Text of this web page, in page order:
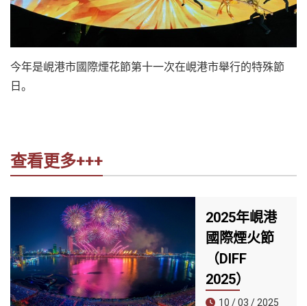
今年是峴港市國際煙花節第十一次在峴港市舉行的特殊節
日。
查看更多+++
2025年峴港
國際煙火節
（DIFF
2025）
10 / 03 / 2025